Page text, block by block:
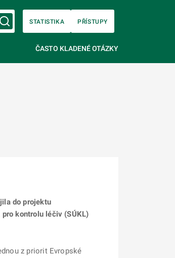
Vyhledávání na webu…
STATISTIKA PŘÍSTUPY
ČASTO KLADENÉ OTÁZKY
do projektu
kontrolu léčiv (SÚKL)
z priorit Evropské